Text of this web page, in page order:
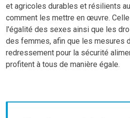
et agricoles durables et résilients
comment les mettre en œuvre.
l'égalité des sexes ainsi que les
des femmes, afin que les mesures
redressement pour la sécurité
profitent à tous de manière égale.